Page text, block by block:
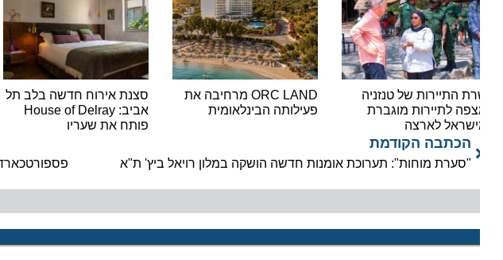
התיירות של טנזניה
לתיירות מוגברת
לארצה
ORC LAND מרחיבה את
פעילותה הבינלאומית
סצנת אירוח חדשה בלב תל
אביב: House of Delray
פותח את שעריו
הכתבה הקודמת
"סערת מוחות": תערוכת אומנות חדשה הושקה במלון רויאל ביץ' ת"א פספורטכארד